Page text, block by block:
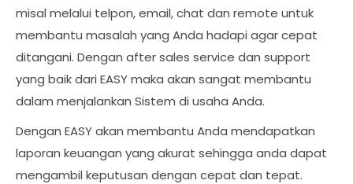
misal melalui telpon, email, chat dan remote untuk
membantu masalah yang Anda hadapi agar cepat
ditangani. Dengan after sales service dan support
yang baik dari EASY maka akan sangat membantu
dalam menjalankan Sistem di usaha Anda.
Dengan EASY akan membantu Anda mendapatkan
laporan keuangan yang akurat sehingga anda dapat
mengambil keputusan dengan cepat dan tepat.